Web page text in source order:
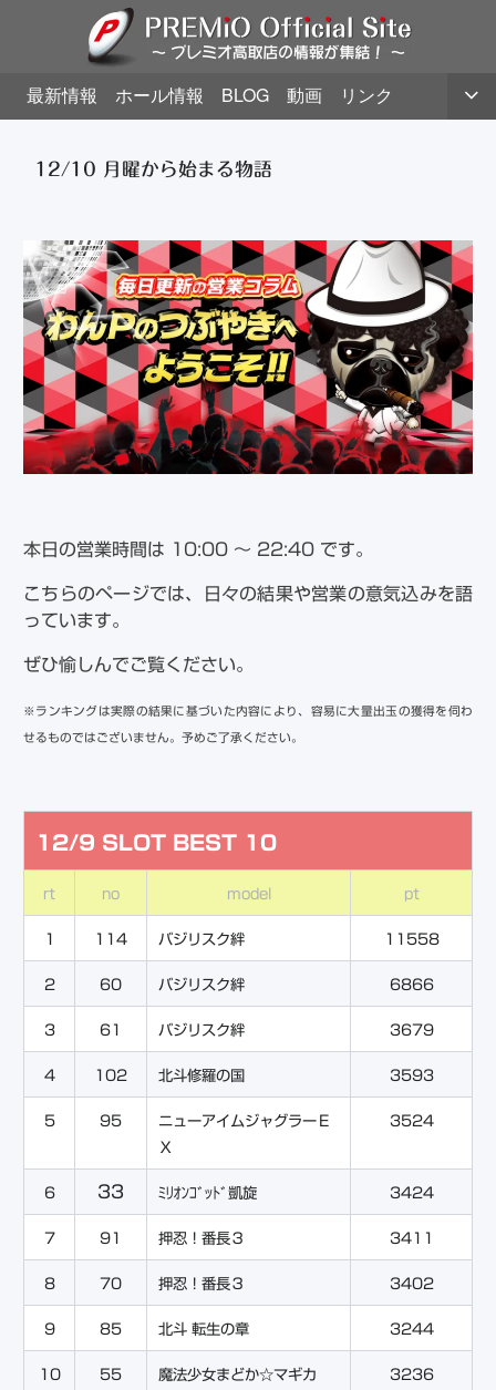
最新情報 ホール情報 BLOG 動画 リンク
12/10 月曜から始まる物語
本日の営業時間は 10:00 ～ 22:40 です。
こちらのページでは、日々の結果や営業の意気込みを語
っています。
ぜひ愉しんでご覧ください。
※ ランキングは実際の結果に基づいた内容により、容易に大量出玉の獲得を伺わ
せるものではございません。予めご了承ください。
12/9 SLOT BEST 10
rt no model pt
1 114 バジリスク絆 11558
2 60 バジリスク絆 6866
3 61 バジリスク絆 3679
4 102 北斗修羅の国 3593
5 95
ニューアイムジャグラーＥ
Ｘ
3524
6 33 ﾐﾘｵﾝｺﾞｯﾄﾞ凱旋 3424
7 91 押忍！番長３ 3411
8 70 押忍！番長３ 3402
9 85 北斗 転生の章 3244
10 55 魔法少女まどか☆マギカ 3236